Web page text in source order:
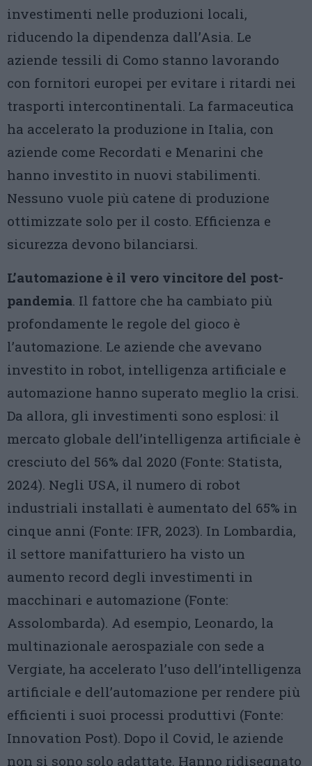
investimenti nelle produzioni locali,
riducendo la dipendenza dall’Asia. Le
aziende tessili di Como stanno lavorando
con fornitori europei per evitare i ritardi nei
trasporti intercontinentali. La farmaceutica
ha accelerato la produzione in Italia, con
aziende come Recordati e Menarini che
hanno investito in nuovi stabilimenti.
Nessuno vuole più catene di produzione
ottimizzate solo per il costo. Efficienza e
sicurezza devono bilanciarsi.
L’automazione è il vero vincitore del post-
pandemia. Il fattore che ha cambiato più
profondamente le regole del gioco è
l’automazione. Le aziende che avevano
investito in robot, intelligenza artificiale e
automazione hanno superato meglio la crisi.
Da allora, gli investimenti sono esplosi: il
mercato globale dell’intelligenza artificiale è
cresciuto del 56% dal 2020 (Fonte: Statista,
2024). Negli USA, il numero di robot
industriali installati è aumentato del 65% in
cinque anni (Fonte: IFR, 2023). In Lombardia,
il settore manifatturiero ha visto un
aumento record degli investimenti in
macchinari e automazione (Fonte:
Assolombarda). Ad esempio, Leonardo, la
multinazionale aerospaziale con sede a
Vergiate, ha accelerato l’uso dell’intelligenza
artificiale e dell’automazione per rendere più
efficienti i suoi processi produttivi (Fonte:
Innovation Post). Dopo il Covid, le aziende
non si sono solo adattate. Hanno ridisegnato